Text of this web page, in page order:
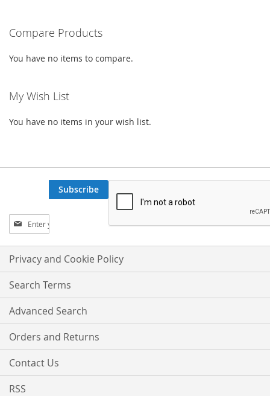
LIST
Compare Products
You have no items to compare.
My Wish List
You have no items in your wish list.
Sign
Up
for
Our
Newsletter:
Subscribe
Privacy and Cookie Policy
Search Terms
Advanced Search
Orders and Returns
Contact Us
RSS